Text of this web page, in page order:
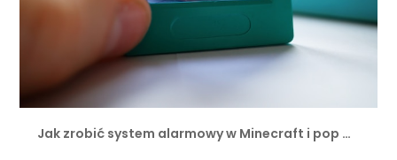
Jak zrobić system alarmowy w Minecraft i pop …